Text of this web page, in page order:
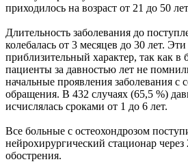
приходилось на возраст от 21 до 50
Длительность заболевания до
колебалась от 3 месяцев до 30 лет.
приблизительный характер, так как в
пациенты за давностью лет не
начальные проявления заболевания с
обращения. В 432 случаях (65,5 %)
исчислялась сроками от 1 до 6 лет.
Все больные с остеохондрозом
нейрохирургический стационар через
обострения.